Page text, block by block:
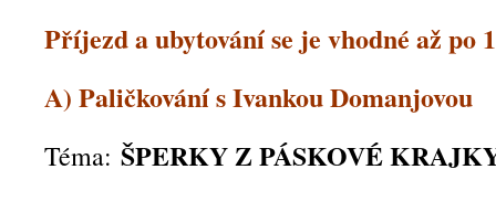
Příjezd a ubytování se je vhodné až po
A) Paličkování s Ivankou Domanjovou
Téma: ŠPERKY Z PÁSKOVÉ